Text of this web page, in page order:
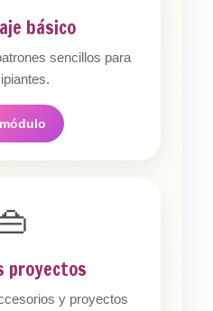
básico
sencillos para
proyectos
y proyectos